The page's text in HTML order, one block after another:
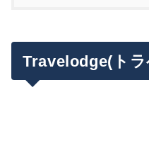
チェックインが
トラベロッジで気
まとめ
Travelodge(ト